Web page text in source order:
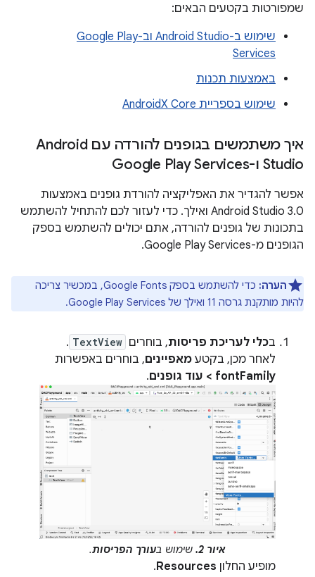
שמפורטות בקטעים הבאים:
שימוש ב-Android Studio וב-Google Play
Services
באמצעות תכנות
שימוש בספריית AndroidX Core
איך משתמשים בגופנים להורדה עם Android
Studio ו-Google Play Services
אפשר להגדיר את האפליקציה להורדת גופנים באמצעות
Android Studio 3.0 ואילך. כדי לעזור לכם להתחיל להשתמש
בתכונות של גופנים להורדה, אתם יכולים להשתמש בספק
הגופנים מ-Google Play Services.
הערה:
כדי להשתמש בספק Google Fonts, במכשיר צריכה
להיות מותקנת גרסה 11 ואילך של Google Play Services.
בכלי לעריכת פריסות, בוחרים TextView
.
לאחר מכן, בקטע מאפיינים, בוחרים באפשרות
fontFamily > עוד גופנים
.
איור 2. שימוש בעורך הפריסות.
מופיע החלון Resources
.